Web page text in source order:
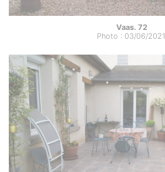
Vaas. 72
Photo : 03/06/2021.